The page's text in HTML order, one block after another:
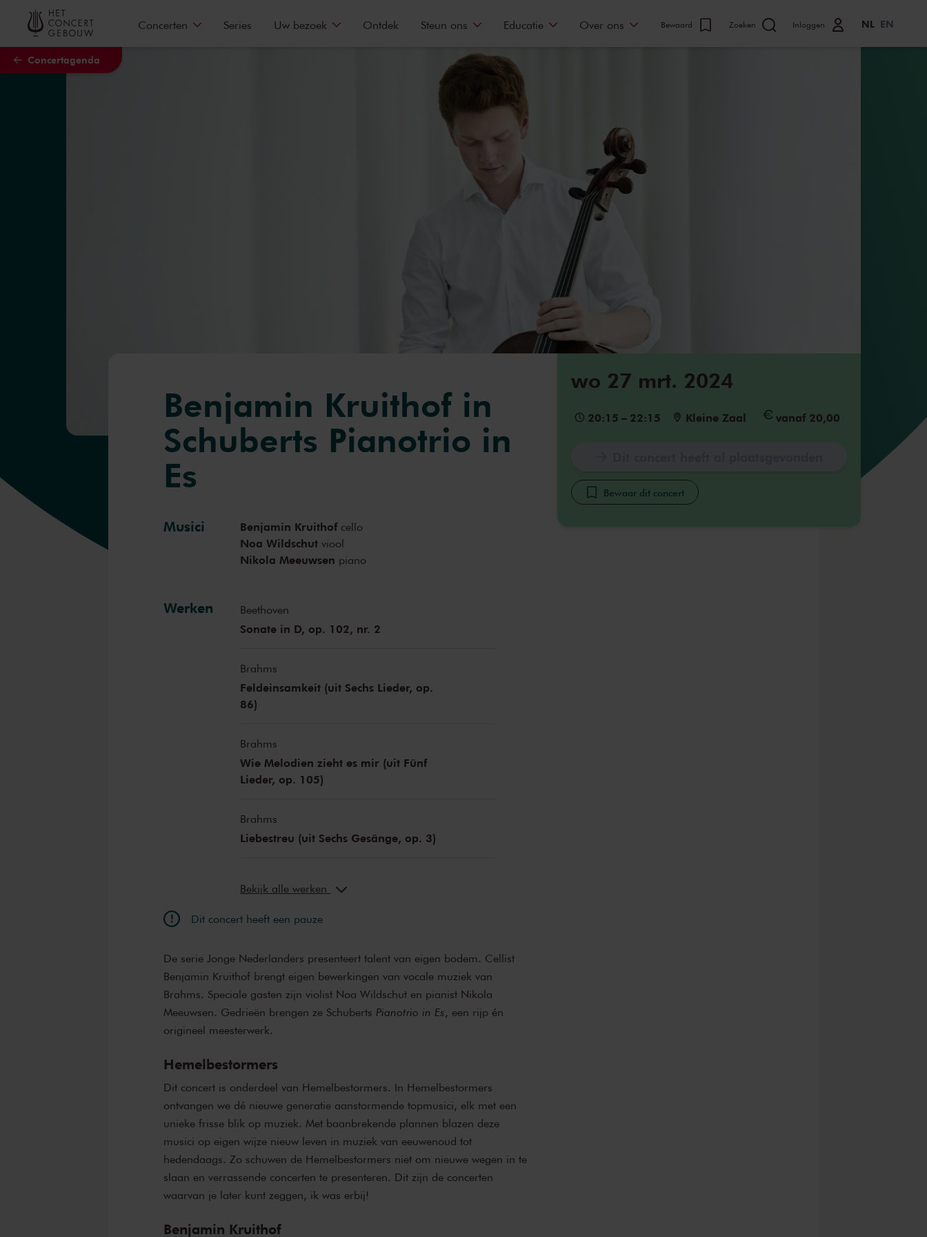
Naar hoofdcontent
Concertagenda
Concerten Series Uw bezoek Ontdek Steun ons Educatie Over ons Bewaard Zoeken Inloggen NL EN
wo 27 mrt. 2024
20:15 – 22:15 Kleine Zaal vanaf 20,00
Bewaar dit concert
Benjamin Kruithof in
Schuberts Pianotrio in
Es
Musici Benjamin Kruithofcello
Noa Wildschut viool
Nikola Meeuwsen piano
Werken Beethoven
Sonate in D, op. 102, nr. 2
Brahms
Feldeinsamkeit (uit Sechs Lieder, op.
86)
Brahms
Wie Melodien zieht es mir (uit Fünf
Lieder, op. 105)
Brahms
Liebestreu (uit Sechs Gesänge, op. 3)
Bekijk alle werken
Dit concert heeft een pauze
De serie Jonge Nederlanders presenteert talent van eigen bodem. Cellist
Benjamin Kruithof brengt eigen bewerkingen van vocale muziek van
Brahms. Speciale gasten zijn violist Noa Wildschut en pianist Nikola
Meeuwsen. Gedrieën brengen ze Schuberts Pianotrio in Es, een rijp én
origineel meesterwerk.
Hemelbestormers
Dit concert is onderdeel van Hemelbestormers. In Hemelbestormers
ontvangen we dé nieuwe generatie aanstormende topmusici, elk met een
unieke frisse blik op muziek. Met baanbrekende plannen blazen deze
musici op eigen wijze nieuw leven in muziek van eeuwenoud tot
hedendaags. Zo schuwen de Hemelbestormers niet om nieuwe wegen in te
slaan en verrassende concerten te presenteren. Dit zijn de concerten
waarvan je later kunt zeggen, ik was erbij!
Benjamin Kruithof